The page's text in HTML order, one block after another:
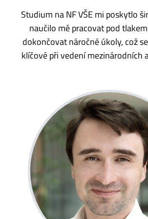
Studium na NF VŠE mi poskytlo
naučilo mě pracovat pod
dokončovat náročné úkoly, což
klíčové při vedení mezinárodních